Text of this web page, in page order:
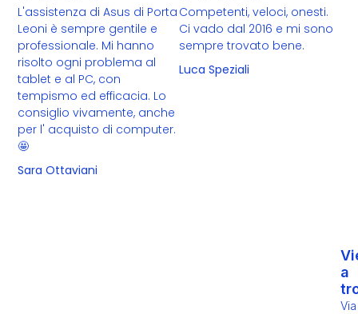
L'assistenza di Asus di Porta
Leoni è sempre gentile e
professionale. Mi hanno
risolto ogni problema al
tablet e al PC, con
tempismo ed efficacia. Lo
consiglio vivamente, anche
per l' acquisto di computer.
🤩
Sara Ottaviani
Competenti, veloci, onesti.
Ci vado dal 2016 e mi sono
sempre trovato bene.
Luca Speziali
a
Via